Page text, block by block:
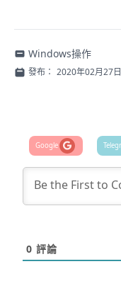
Windows操作
發布： 2020年02月27日
0 評論